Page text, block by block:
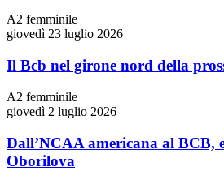
A2 femminile
giovedì 23 luglio 2026
Il Bcb nel girone nord della
A2 femminile
giovedì 2 luglio 2026
Dall’NCAA americana al BCB,
Oborilova